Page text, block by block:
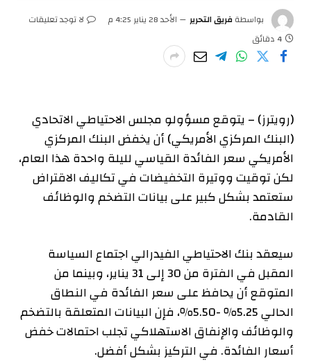
بواسطةفريق التحرير الأحد 28 يناير 4:25 م
لا توجد تعليقات
4 دقائق
(رويترز) – يتوقع مسؤولو مجلس الاحتياطي الاتحادي
(البنك المركزي الأمريكي) أن يخفض البنك المركزي
الأمريكي سعر الفائدة القياسي لليلة واحدة هذا العام،
لكن توقيت ووتيرة التخفيضات في تكاليف الاقتراض
ستعتمد بشكل كبير على بيانات التضخم والوظائف
القادمة.
سيعقد بنك الاحتياطي الفيدرالي اجتماع السياسة
المقبل في الفترة من 30 إلى 31 يناير، وبينما من
المتوقع أن يحافظ على سعر الفائدة في النطاق
الحالي 5.25٪ -5.50٪، فإن البيانات المتعلقة بالتضخم
والوظائف والإنفاق الاستهلاكي تجلب احتمالات خفض
أسعار الفائدة. في التركيز بشكل أفضل.